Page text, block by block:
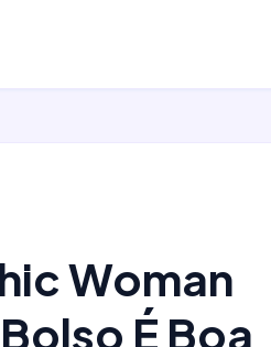
Woman
É Boa